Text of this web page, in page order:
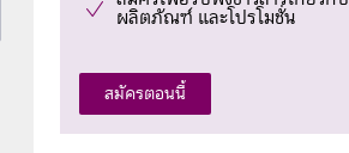
ผลิตภัณฑ์ และโปรโมชั่น
สมัครตอนนี้